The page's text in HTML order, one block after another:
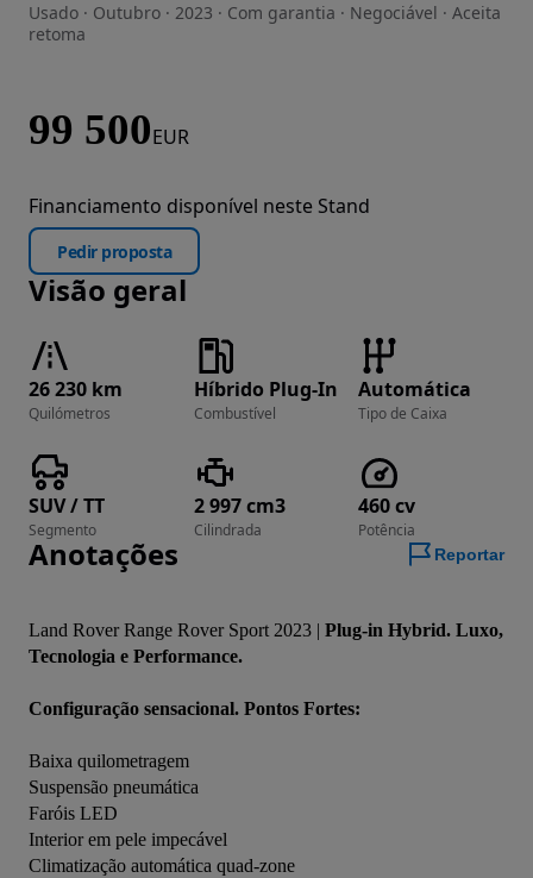
Usado · Outubro · 2023 · Com garantia · Negociável · Aceita
retoma
99 500EUR
Financiamento disponível neste Stand
Pedir proposta
Visão geral
26 230 km
Quilómetros
Híbrido Plug-In
Combustível
Automática
Tipo de Caixa
SUV / TT
Segmento
2 997 cm3
Cilindrada
460 cv
Potência
Anotações Reportar
Land Rover Range Rover Sport 2023 | Plug-in Hybrid. Luxo,
Tecnologia e Performance.
Configuração sensacional. Pontos Fortes:
Baixa quilometragem
Suspensão pneumática
Faróis LED
Interior em pele impecável
Climatização automática quad-zone